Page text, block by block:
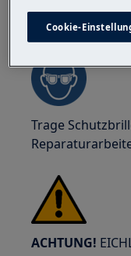
Trage
ACHTUNG!
Cookie-